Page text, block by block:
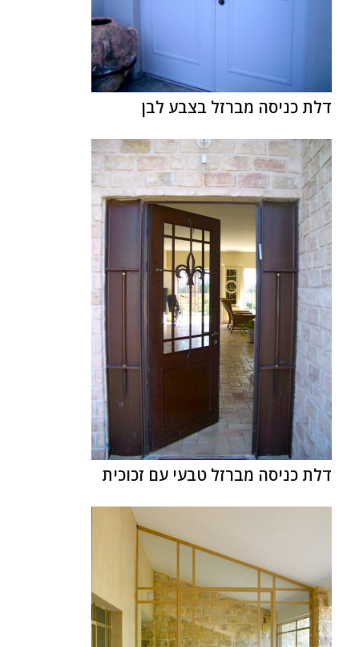
דלת כניסה מברזל בצבע לבן
דלת כניסה מברזל טבעי עם זכוכית